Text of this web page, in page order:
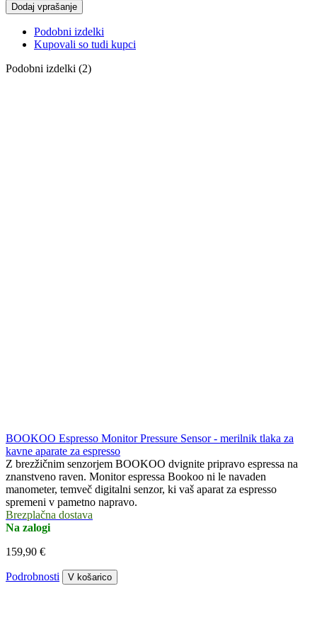
Dodaj vprašanje
Podobni izdelki
Kupovali so tudi kupci
Podobni izdelki (2)
BOOKOO Espresso Monitor Pressure Sensor - merilnik tlaka za
kavne aparate za espresso
Z brezžičnim senzorjem BOOKOO dvignite pripravo espressa na
znanstveno raven. Monitor espressa Bookoo ni le navaden
manometer, temveč digitalni senzor, ki vaš aparat za espresso
spremeni v pametno napravo.
Brezplačna dostava
Na zalogi
159,90 €
Podrobnosti V košarico